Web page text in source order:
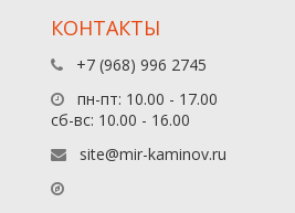
КОНТАКТЫ
+7 (968) 996 2745
пн-пт: 10.00 - 17.00
сб-вс: 10.00 - 16.00
site@mir-kaminov.ru